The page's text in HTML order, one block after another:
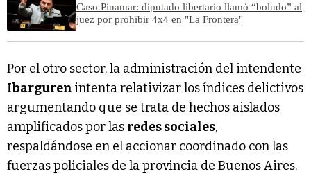
Caso Pinamar: diputado libertario llamó “boludo” al
juez por prohibir 4x4 en "La Frontera"
Por el otro sector, la administración del intendente
Ibarguren intenta relativizar los índices delictivos
argumentando que se trata de hechos aislados
amplificados por las redes sociales,
respaldándose en el accionar coordinado con las
fuerzas policiales de la provincia de Buenos Aires.